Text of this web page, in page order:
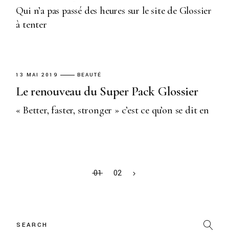
Qui n’a pas passé des heures sur le site de Glossier
à tenter
13 MAI 2019 BEAUTÉ
Le renouveau du Super Pack Glossier
« Better, faster, stronger » c’est ce qu’on se dit en
01 02